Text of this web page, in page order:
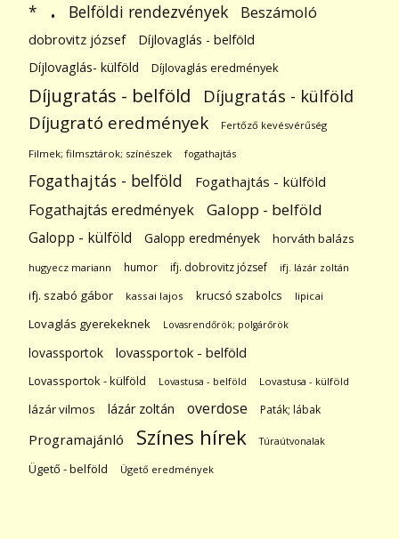
* . Belföldi rendezvények Beszámoló
dobrovitz józsef
Díjlovaglás - belföld
Díjlovaglás- külföld
Díjlovaglás eredmények
Díjugratás - belföld Díjugratás - külföld
Díjugrató eredmények Fertőző kevésvérűség
Filmek; filmsztárok; színészek fogathajtás
Fogathajtás - belföld Fogathajtás - külföld
Fogathajtás eredmények Galopp - belföld
Galopp - külföld Galopp eredmények horváth balázs
hugyecz mariann humor ifj. dobrovitz józsef ifj. lázár zoltán
ifj. szabó gábor kassai lajos krucsó szabolcs lipicai
Lovaglás gyerekeknek Lovasrendőrök; polgárőrök
lovassportok lovassportok - belföld
Lovassportok - külföld Lovastusa - belföld Lovastusa - külföld
lázár vilmos lázár zoltán overdose Paták; lábak
Programajánló Színes hírek Túraútvonalak
Ügető - belföld Ügető eredmények